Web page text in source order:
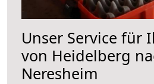
Unser Service für
von Heidelberg
Neresheim